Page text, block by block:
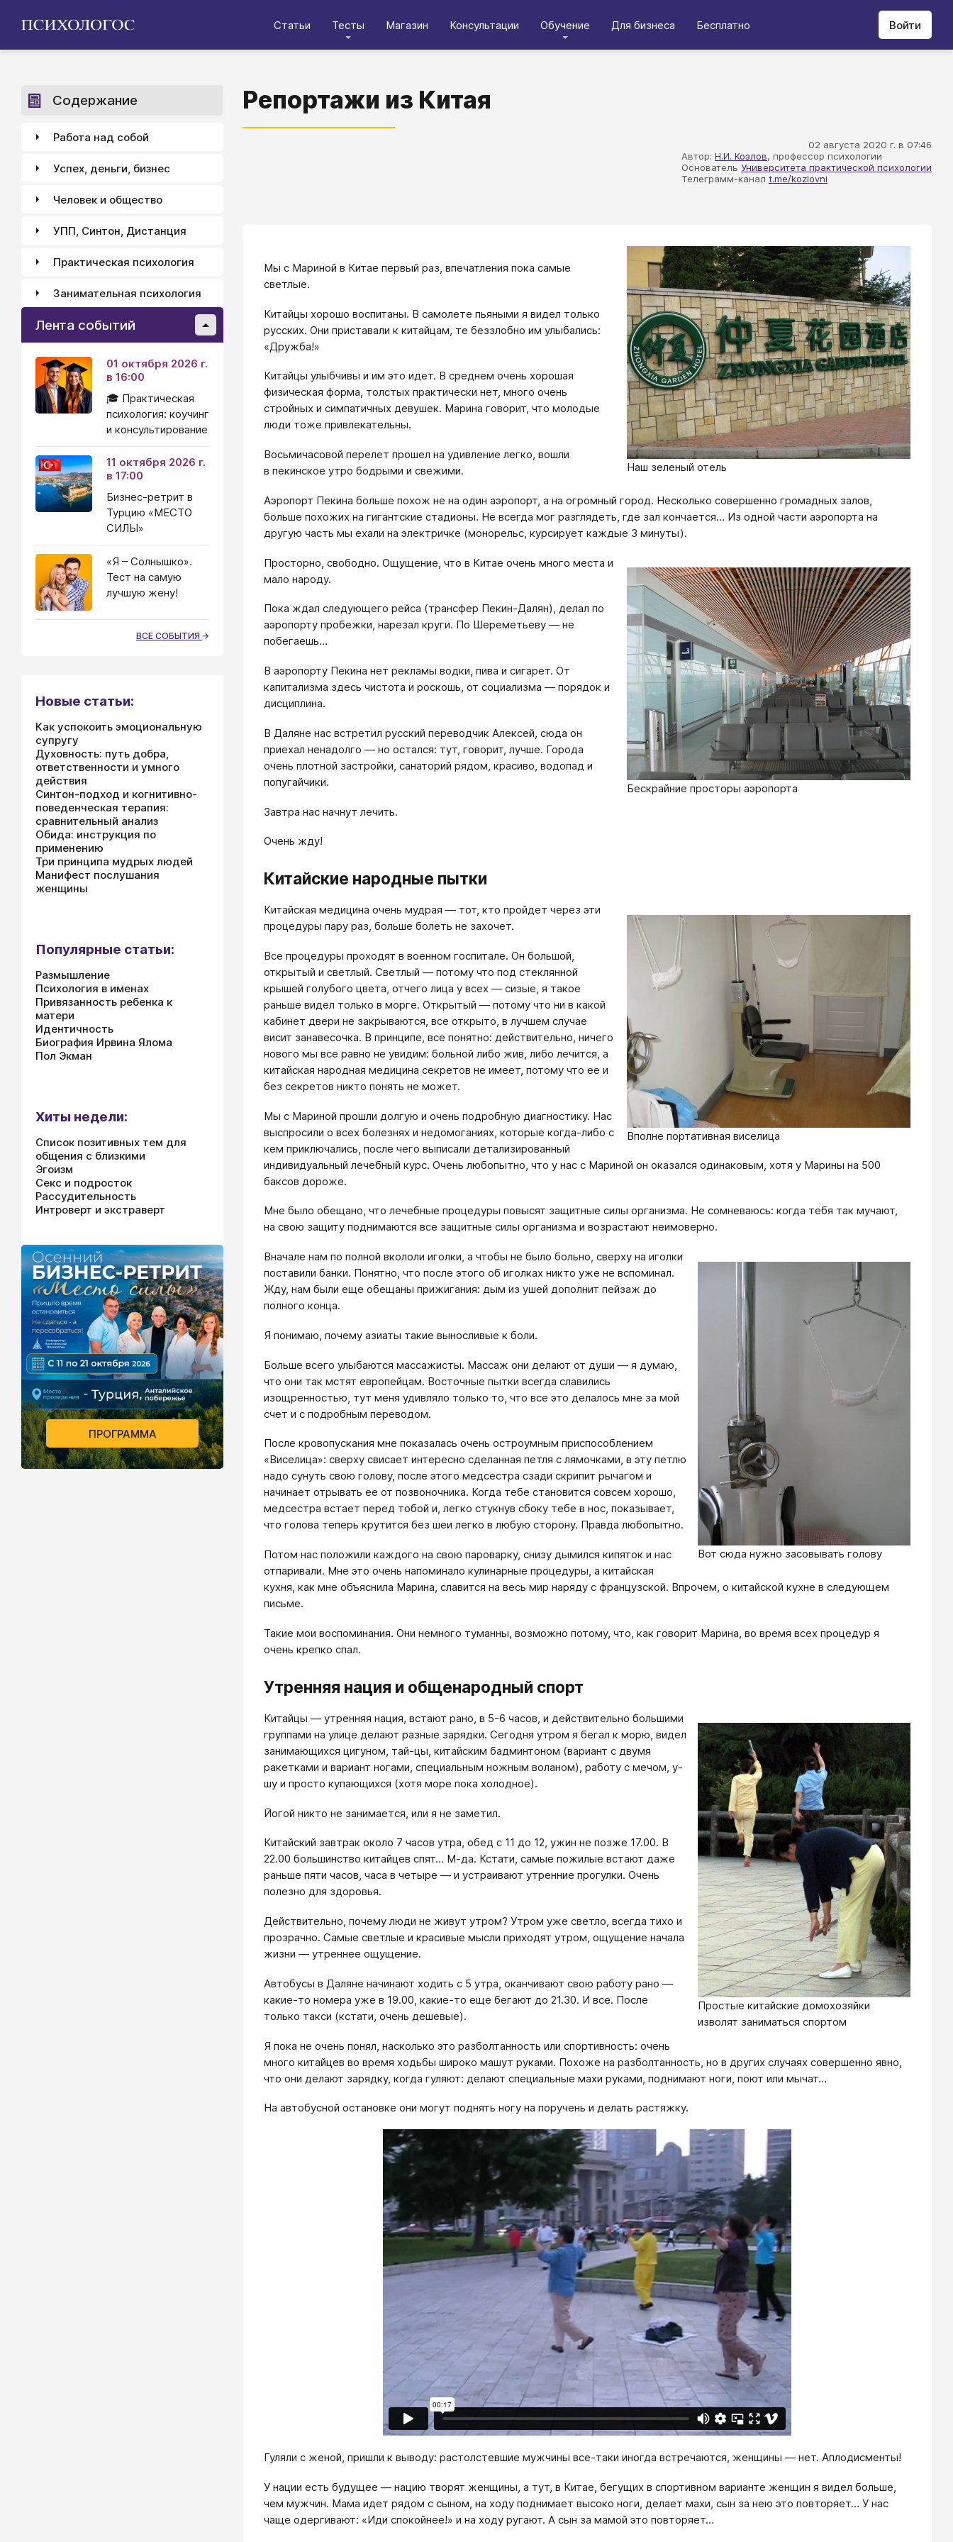
Статьи Тесты Магазин Консультации Обучение Для бизнеса Бесплатно Войти
Репортажи из Китая
02 августа 2020 г. в 07:46
Автор: Н.И. Козлов, профессор психологии
Основатель Университета практической психологии
Телеграмм-канал t.me/kozlovni
Наш зеленый отель
Мы с Мариной в Китае первый раз, впечатления пока самые
светлые.
Китайцы хорошо воспитаны. В самолете пьяными я видел только
русских. Они приставали к китайцам, те беззлобно им улыбались:
«Дружба!»
Китайцы улыбчивы и им это идет. В среднем очень хорошая
физическая форма, толстых практически нет, много очень
стройных и симпатичных девушек. Марина говорит, что молодые
люди тоже привлекательны.
Восьмичасовой перелет прошел на удивление легко, вошли
в пекинское утро бодрыми и свежими.
Аэропорт Пекина больше похож не на один аэропорт, а на огромный город. Несколько совершенно громадных залов,
больше похожих на гигантские стадионы. Не всегда мог разглядеть, где зал кончается… Из одной части аэропорта на
другую часть мы ехали на электричке (монорельс, курсирует каждые 3 минуты).
Бескрайние просторы аэропорта
Просторно, свободно. Ощущение, что в Китае очень много места и
мало народу.
Пока ждал следующего рейса (трансфер Пекин-Далян), делал по
аэропорту пробежки, нарезал круги. По Шереметьеву — не
побегаешь…
В аэропорту Пекина нет рекламы водки, пива и сигарет. От
капитализма здесь чистота и роскошь, от социализма — порядок и
дисциплина.
В Даляне нас встретил русский переводчик Алексей, сюда он
приехал ненадолго — но остался: тут, говорит, лучше. Города
очень плотной застройки, санаторий рядом, красиво, водопад и
попугайчики.
Завтра нас начнут лечить.
Очень жду!
Китайские народные пытки
Вполне портативная виселица
Китайская медицина очень мудрая — тот, кто пройдет через эти
процедуры пару раз, больше болеть не захочет.
Все процедуры проходят в военном госпитале. Он большой,
открытый и светлый. Светлый — потому что под стеклянной
крышей голубого цвета, отчего лица у всех — сизые, я такое
раньше видел только в морге. Открытый — потому что ни в какой
кабинет двери не закрываются, все открыто, в лучшем случае
висит занавесочка. В принципе, все понятно: действительно, ничего
нового мы все равно не увидим: больной либо жив, либо лечится, а
китайская народная медицина секретов не имеет, потому что ее и
без секретов никто понять не может.
Мы с Мариной прошли долгую и очень подробную диагностику. Нас
выспросили о всех болезнях и недомоганиях, которые когда-либо с
кем приключались, после чего выписали детализированный
индивидуальный лечебный курс. Очень любопытно, что у нас с Мариной он оказался одинаковым, хотя у Марины на 500
баксов дороже.
Мне было обещано, что лечебные процедуры повысят защитные силы организма. Не сомневаюсь: когда тебя так мучают,
на свою защиту поднимаются все защитные силы организма и возрастают неимоверно.
Вот сюда нужно засовывать голову
Вначале нам по полной вкололи иголки, а чтобы не было больно, сверху на иголки
поставили банки. Понятно, что после этого об иголках никто уже не вспоминал.
Жду, нам были еще обещаны прижигания: дым из ушей дополнит пейзаж до
полного конца.
Я понимаю, почему азиаты такие выносливые к боли.
Больше всего улыбаются массажисты. Массаж они делают от души — я думаю,
что они так мстят европейцам. Восточные пытки всегда славились
изощренностью, тут меня удивляло только то, что все это делалось мне за мой
счет и с подробным переводом.
После кровопускания мне показалась очень остроумным приспособлением
«Виселица»: сверху свисает интересно сделанная петля с лямочками, в эту петлю
надо сунуть свою голову, после этого медсестра сзади скрипит рычагом и
начинает отрывать ее от позвоночника. Когда тебе становится совсем хорошо,
медсестра встает перед тобой и, легко стукнув сбоку тебе в нос, показывает,
что голова теперь крутится без шеи легко в любую сторону. Правда любопытно.
Потом нас положили каждого на свою пароварку, снизу дымился кипяток и нас
отпаривали. Мне это очень напоминало кулинарные процедуры, а китайская
кухня, как мне объяснила Марина, славится на весь мир наряду с французской. Впрочем, о китайской кухне в следующем
письме.
Такие мои воспоминания. Они немного туманны, возможно потому, что, как говорит Марина, во время всех процедур я
очень крепко спал.
Утренняя нация и общенародный спорт
Простые китайские домохозяйки
изволят заниматься спортом
Китайцы — утренняя нация, встают рано, в 5-6 часов, и действительно большими
группами на улице делают разные зарядки. Сегодня утром я бегал к морю, видел
занимающихся цигуном, тай-цы, китайским бадминтоном (вариант с двумя
ракетками и вариант ногами, специальным ножным воланом), работу с мечом, у-
шу и просто купающихся (хотя море пока холодное).
Йогой никто не занимается, или я не заметил.
Китайский завтрак около 7 часов утра, обед с 11 до 12, ужин не позже 17.00. В
22.00 большинство китайцев спят… М-да. Кстати, самые пожилые встают даже
раньше пяти часов, часа в четыре — и устраивают утренние прогулки. Очень
полезно для здоровья.
Действительно, почему люди не живут утром? Утром уже светло, всегда тихо и
прозрачно. Самые светлые и красивые мысли приходят утром, ощущение начала
жизни — утреннее ощущение.
Автобусы в Даляне начинают ходить с 5 утра, оканчивают свою работу рано —
какие-то номера уже в 19.00, какие-то еще бегают до 21.30. И все. После
только такси (кстати, очень дешевые).
Я пока не очень понял, насколько это разболтанность или спортивность: очень
много китайцев во время ходьбы широко машут руками. Похоже на разболтанность, но в других случаях совершенно явно,
что они делают зарядку, когда гуляют: делают специальные махи руками, поднимают ноги, поют или мычат…
На автобусной остановке они могут поднять ногу на поручень и делать растяжку.
Гуляли с женой, пришли к выводу: растолстевшие мужчины все-таки иногда встречаются, женщины — нет. Аплодисменты!
У нации есть будущее — нацию творят женщины, а тут, в Китае, бегущих в спортивном варианте женщин я видел больше,
чем мужчин. Мама идет рядом с сыном, на ходу поднимает высоко ноги, делает махи, сын за нею это повторяет… У нас
чаще одергивают: «Иди спокойнее!» и на ходу ругают. А сын за мамой это повторяет…
Содержание
Работа над собой
Успех, деньги, бизнес
Человек и общество
УПП, Синтон, Дистанция
Практическая психология
Занимательная психология
Лента событий
01 октября 2026 г.
в 16:00
🎓 Практическая
психология: коучинг
и консультирование
11 октября 2026 г.
в 17:00
Бизнес-ретрит в
Турцию «МЕСТО
СИЛЫ»
«Я – Солнышко».
Тест на самую
лучшую жену!
ВСЕ СОБЫТИЯ
Новые статьи:
Как успокоить эмоциональную
супругу
Духовность: путь добра,
ответственности и умного
действия
Синтон-подход и когнитивно-
поведенческая терапия:
сравнительный анализ
Обида: инструкция по
применению
Три принципа мудрых людей
Манифест послушания
женщины
Популярные статьи:
Размышление
Психология в именах
Привязанность ребенка к
матери
Идентичность
Биография Ирвина Ялома
Пол Экман
Хиты недели:
Список позитивных тем для
общения с близкими
Эгоизм
Секс и подросток
Рассудительность
Интроверт и экстраверт
ПРОГРАММА